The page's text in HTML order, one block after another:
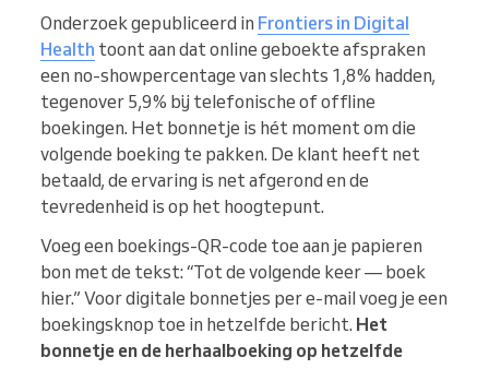
Onderzoek gepubliceerd in Frontiers in Digital
Health toont aan dat online geboekte afspraken
een no-showpercentage van slechts 1,8% hadden,
tegenover 5,9% bij telefonische of offline
boekingen. Het bonnetje is hét moment om die
volgende boeking te pakken. De klant heeft net
betaald, de ervaring is net afgerond en de
tevredenheid is op het hoogtepunt.
Voeg een boekings-QR-code toe aan je papieren
bon met de tekst: “Tot de volgende keer — boek
hier.” Voor digitale bonnetjes per e-mail voeg je een
boekingsknop toe in hetzelfde bericht. Het
bonnetje en de herhaalboeking op hetzelfde